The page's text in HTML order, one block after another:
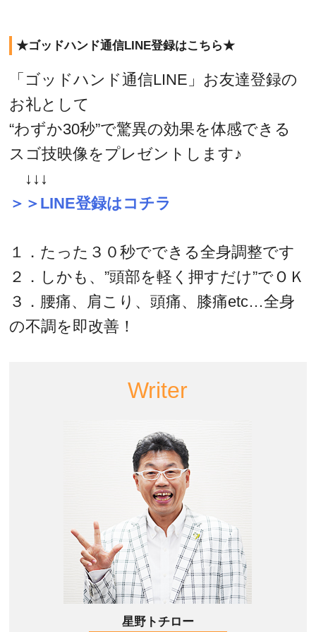
★ゴッドハンド通信LINE登録はこちら★
「ゴッドハンド通信LINE」お友達登録の
お礼として
“わずか30秒”で驚異の効果を体感できる
スゴ技映像をプレゼントします♪
↓↓↓
＞＞LINE登録はコチラ
１．たった３０秒でできる全身調整です
２．しかも、”頭部を軽く押すだけ”でＯＫ
３．腰痛、肩こり、頭痛、膝痛etc…全身
の不調を即改善！
Writer
星野トチロー